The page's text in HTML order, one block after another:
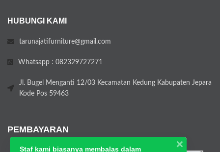
HUBUNGI KAMI
tarunajatifurniture@gmail.com
Whatsapp : 082329727271
Jl. Bugel Menganti 12/03 Kecamatan Kedung Kabupaten Jepara
Kode Pos 59463
PEMBAYARAN
Staf kami biasanya membalas dalam